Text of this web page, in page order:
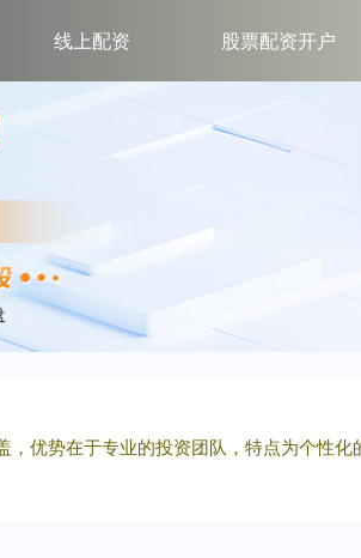
线上配资 股票配资开户
优势在于专业的投资团队，特点为个性